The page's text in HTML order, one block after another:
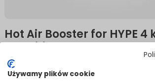
Używamy plików cookie
Hot Air Booster for HYPE 4
Conditioner
Unlock everything your HYPE 4 kW can do.